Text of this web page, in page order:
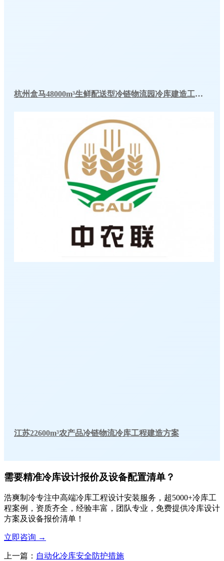
杭州盒马48000m³生鲜配送型冷链物流园冷库建造工程案例
江苏22600m³农产品冷链物流冷库工程建造方案
需要精准冷库设计报价及设备配置清单？
浩爽制冷专注中高端冷库工程设计安装服务，超5000+冷库工
程案例，资质齐全，经验丰富，团队专业，免费提供冷库设计
方案及设备报价清单！
立即咨询 →
上一篇： 自动化冷库安全防护措施